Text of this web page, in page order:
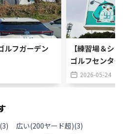
ルフガーデン
【練習場＆シ
ゴルフセンタ
2026-05-24
(3) 広い(200ヤード超)(3)